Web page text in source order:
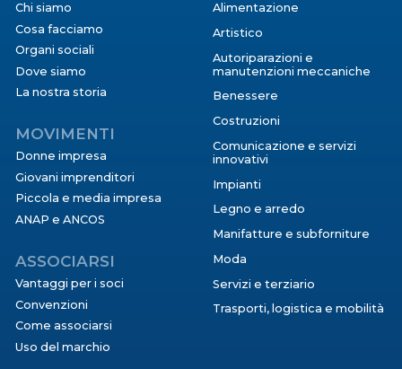
Chi siamo
Cosa facciamo
Organi sociali
Dove siamo
La nostra storia
MOVIMENTI
Donne impresa
Giovani imprenditori
Piccola e media impresa
ANAP e ANCOS
ASSOCIARSI
Vantaggi per i soci
Convenzioni
Come associarsi
Uso del marchio
Alimentazione
Artistico
Autoriparazioni e
manutenzioni meccaniche
Benessere
Costruzioni
Comunicazione e servizi
innovativi
Impianti
Legno e arredo
Manifatture e subforniture
Moda
Servizi e terziario
Trasporti, logistica e mobilità